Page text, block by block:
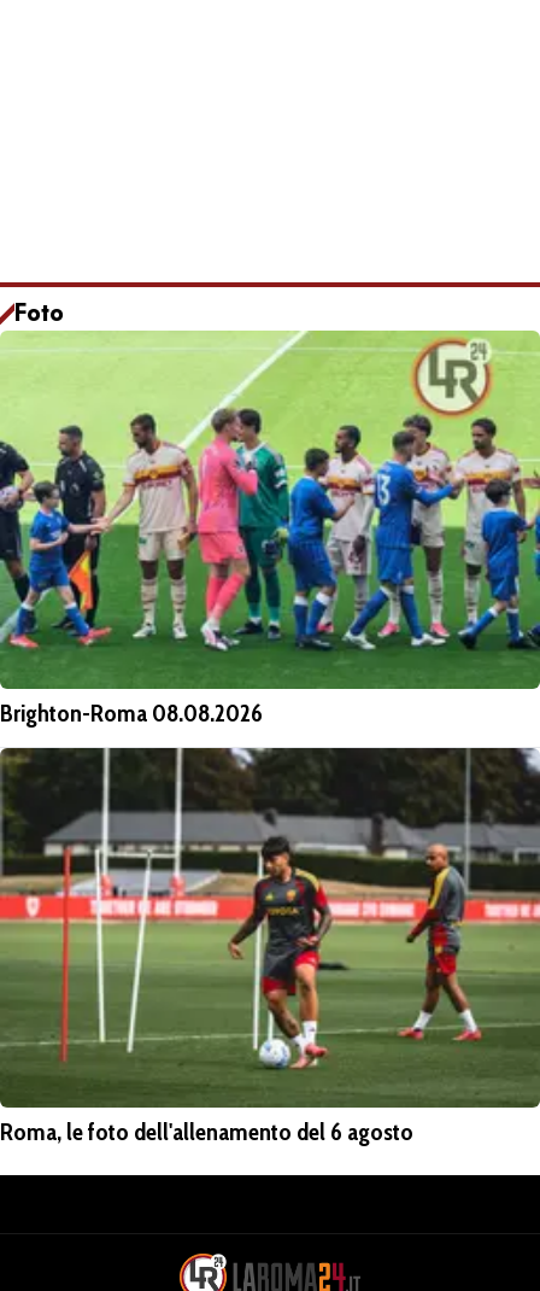
Foto
Brighton-Roma 08.08.2026
Roma, le foto dell'allenamento del 6 agosto